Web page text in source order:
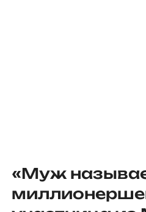
«Муж